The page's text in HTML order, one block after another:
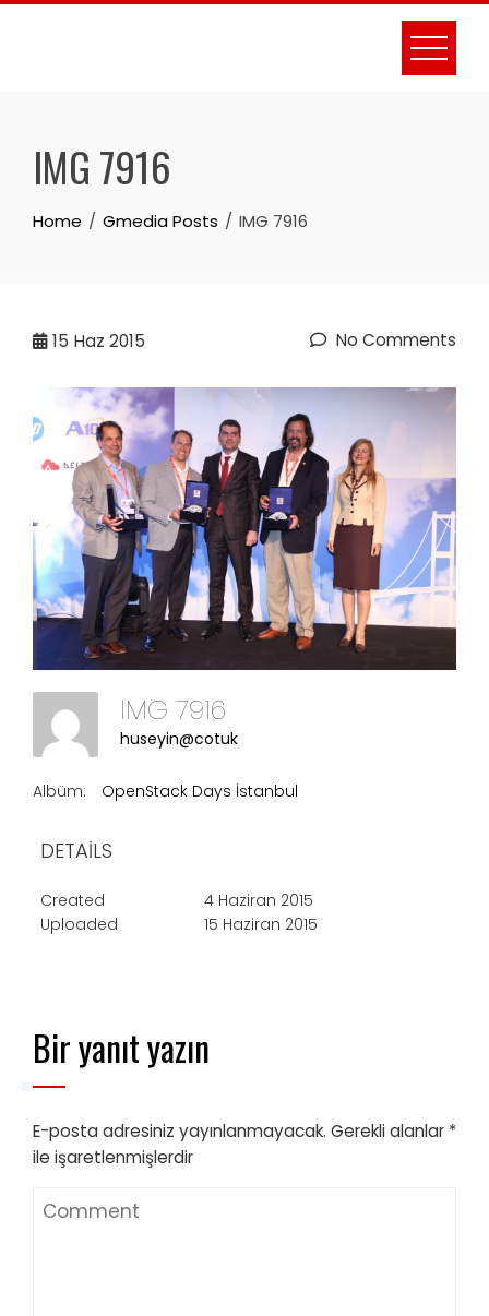
Skip
IMG 7916
Home Gmedia Posts IMG 7916
15 Haz 2015 No Comments
IMG 7916
huseyin@cotuk
Albüm: OpenStack Days İstanbul
DETAILS
Created
4 Haziran 2015
Uploaded
15 Haziran 2015
Bir yanıt yazın
E-posta adresiniz yayınlanmayacak. Gerekli alanlar *
ile işaretlenmişlerdir